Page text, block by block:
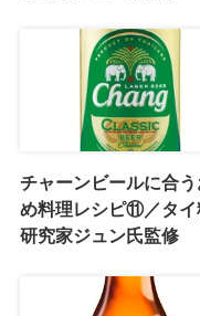
チャーンビールに合
め料理レシピ⑪／タイ
研究家ジュン氏監修